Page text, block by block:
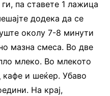
па ставете 1 лажица
додека да се
околу 7-8 минути
мазна смеса. Во две
млеко. Во млекото
кафе и шеќер. Убаво
На крај,